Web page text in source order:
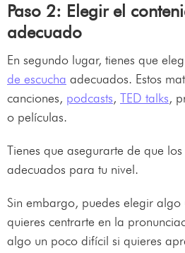
Paso 2: Elegir el
adecuado
En segundo lugar, tienes que
de escucha adecuados. Estos
canciones, podcasts, TED talks,
o películas.
Tienes que asegurarte de que
adecuados para tu nivel.
Sin embargo, puedes elegir algo
quieres centrarte en la
algo un poco difícil si quieres